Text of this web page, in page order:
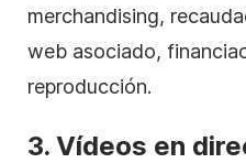
merchandising,
web asociado,
reproducción.
3. Vídeos en